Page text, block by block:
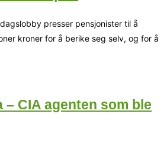
presser pensjonister til å
kroner for å berike seg selv, og for å
– CIA agenten som ble